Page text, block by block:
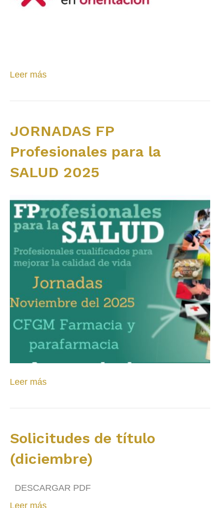
Leer más
JORNADAS FP
Profesionales para la
SALUD 2025
Leer más
Solicitudes de título
(diciembre)
DESCARGAR PDF
Leer más